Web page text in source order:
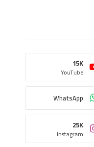
YouTube
15K
WhatsApp
Instagram
25K